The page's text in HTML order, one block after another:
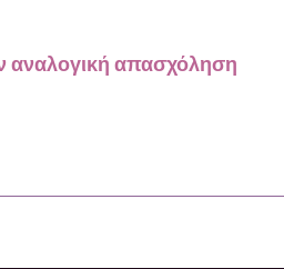
αναλογική απασχόληση